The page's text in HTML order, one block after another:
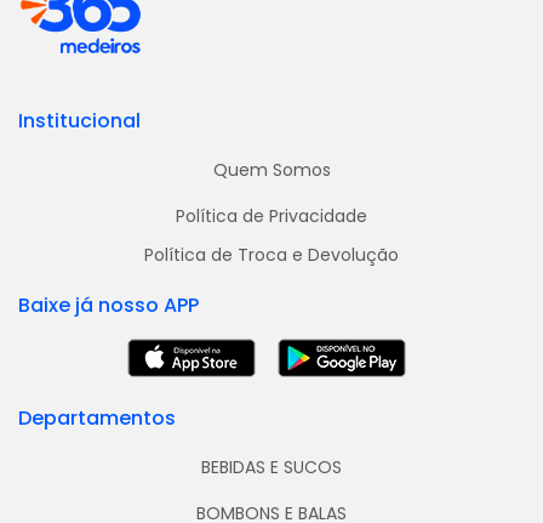
Institucional
Quem Somos
Política de Privacidade
Política de Troca e Devolução
Baixe já nosso APP
Departamentos
BEBIDAS E SUCOS
BOMBONS E BALAS